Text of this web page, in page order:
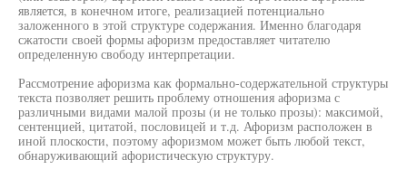
является, в конечном итоге, реализацией потенциально
заложенного в этой структуре содержания. Именно благодаря
сжатости своей формы афоризм предоставляет читателю
определенную свободу интерпретации.
Рассмотрение афоризма как формально-содержательной структуры
текста позволяет решить проблему отношения афоризма с
различными видами малой прозы (и не только прозы): максимой,
сентенцией, цитатой, пословицей и т.д. Афоризм расположен в
иной плоскости, поэтому афоризмом может быть любой текст,
обнаруживающий афористическую структуру.